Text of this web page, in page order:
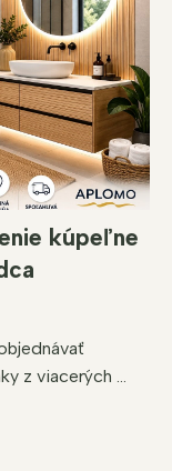
kúpeľne
z viacerých ...